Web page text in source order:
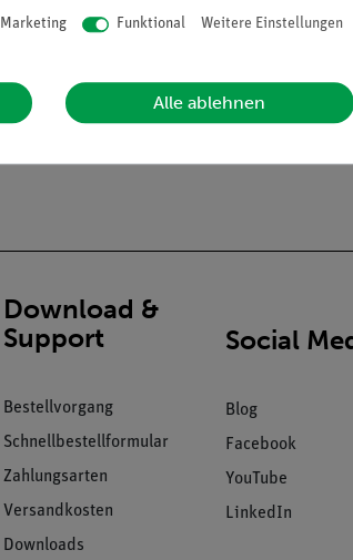
Download &
Support
Bestellvorgang
Schnellbestellformular
Zahlungsarten
Versandkosten
Downloads
Social
Blog
Facebook
YouTube
LinkedIn
Marketing Funktional Weitere Einstellungen
Alle ablehnen